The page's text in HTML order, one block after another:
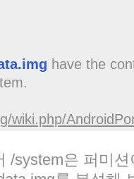
have the
wiki.php/
/system은 퍼미